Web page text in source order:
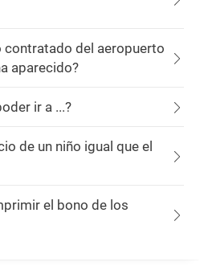
contratado del aeropuerto
aparecido?
ir a ...?
de un niño igual que el
el bono de los